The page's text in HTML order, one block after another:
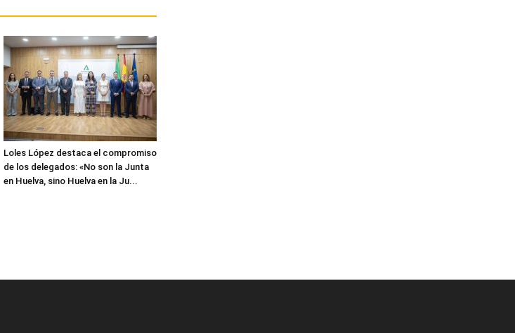
Loles López destaca el compromiso
de los delegados: «No son la Junta
en Huelva, sino Huelva en la Ju...